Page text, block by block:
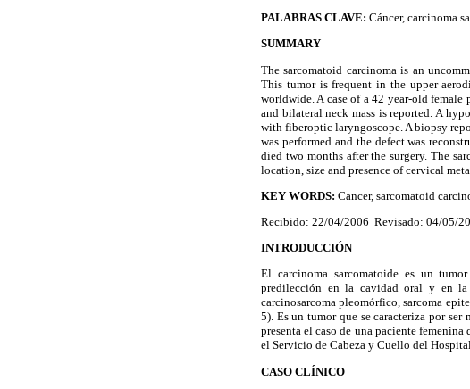
PALABRAS CLAVE: Cáncer, carcinoma
SUMMARY
The sarcomatoid carcinoma is an
This tumor is frequent in the upper
worldwide. A case of a 42 year-old
and bilateral neck mass is reported. A
with fiberoptic laryngoscope. A biopsy
was performed and the defect was
died two months after the surgery. The
location, size and presence of cervical
KEY WORDS: Cancer, sarcomatoid
Recibido: 22/04/2006 Revisado: 04/05/
INTRODUCCIÓN
El carcinoma sarcomatoide es un
predilección en la cavidad oral y en la
carcinosarcoma pleomórfico, sarcoma
5). Es un tumor que se caracteriza por
presenta el caso de una paciente
el Servicio de Cabeza y Cuello del
CASO CLÍNICO